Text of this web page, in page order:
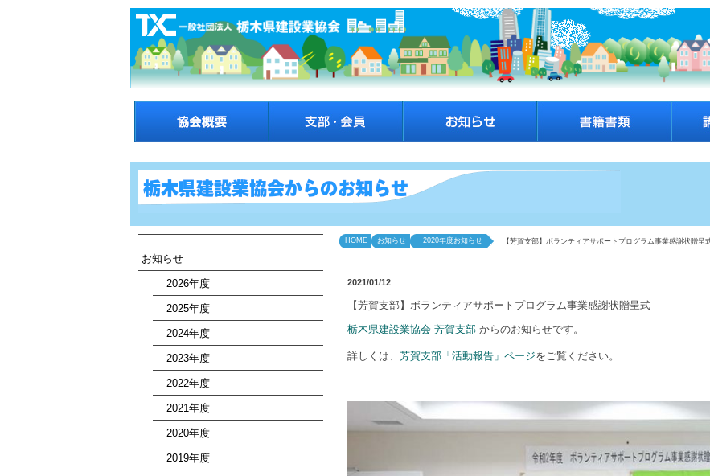
お知らせ
2026年度
2025年度
2024年度
2023年度
2022年度
2021年度
2020年度
2019年度
HOME お知らせ 2020年度お知らせ 【芳賀支部】ボランティアサポートプログラム事業感謝状贈呈
2021/01/12
【芳賀支部】ボランティアサポートプログラム事業感謝状贈呈式
栃木県建設業協会 芳賀支部 からのお知らせです。
詳しくは、 芳賀支部「活動報告」ページをご覧ください。